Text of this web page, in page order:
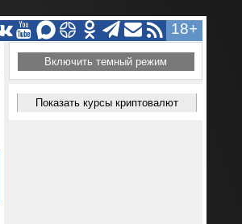
18+
Включить темный режим
Показать курсы криптовалют